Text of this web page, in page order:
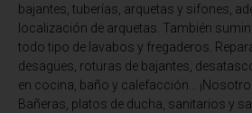
bajantes, tuberías, arquetas y sifones,
localización de arquetas. También
todo tipo de lavabos y fregaderos.
desagües, roturas de bajantes,
en cocina, baño y calefacción…
Bañeras, platos de ducha, sanitarios y